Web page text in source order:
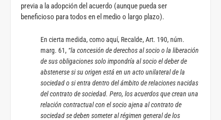
previa a la adopción del acuerdo (aunque pueda ser
beneficioso para todos en el medio o largo plazo).
En cierta medida, como aquí, Recalde, Art. 190, núm.
marg. 61, “la concesión de derechos al socio o la liberación
de sus obligaciones solo impondría al socio el deber de
abstenerse si su origen está en un acto unilateral de la
sociedad o si entra dentro del ámbito de relaciones nacidas
del contrato de sociedad. Pero, los acuerdos que crean una
relación contractual con el socio ajena al contrato de
sociedad se deben someter al régimen general de los